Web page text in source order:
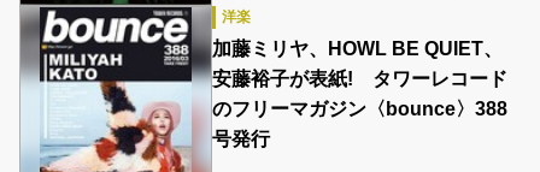
洋楽
加藤ミリヤ、HOWL BE QUIET、
安藤裕子が表紙! タワーレコード
のフリーマガジン〈bounce〉388
号発行